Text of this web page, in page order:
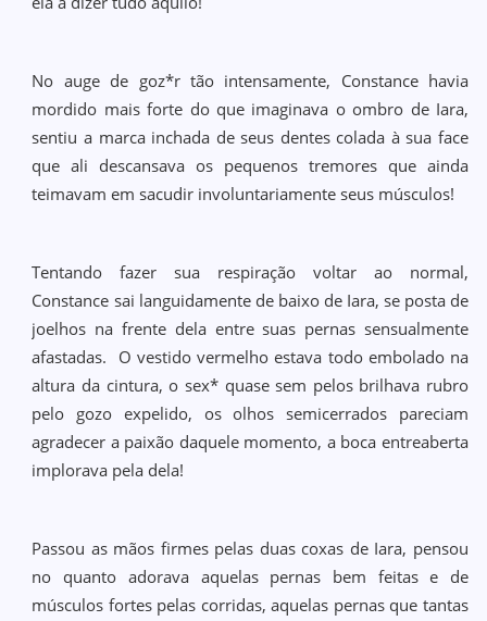
No auge de goz*r tão intensamente, Constance havia
mordido mais forte do que imaginava o ombro de Iara,
sentiu a marca inchada de seus dentes colada à sua face
que ali descansava os pequenos tremores que ainda
teimavam em sacudir involuntariamente seus músculos!
Tentando fazer sua respiração voltar ao normal,
Constance sai languidamente de baixo de Iara, se posta de
joelhos na frente dela entre suas pernas sensualmente
afastadas. O vestido vermelho estava todo embolado na
altura da cintura, o sex* quase sem pelos brilhava rubro
pelo gozo expelido, os olhos semicerrados pareciam
agradecer a paixão daquele momento, a boca entreaberta
implorava pela dela!
Passou as mãos firmes pelas duas coxas de Iara, pensou
no quanto adorava aquelas pernas bem feitas e de
músculos fortes pelas corridas, aquelas pernas que tantas